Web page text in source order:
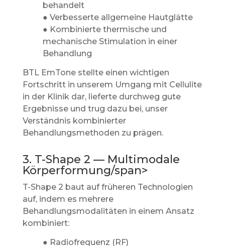
behandelt
● Verbesserte allgemeine Hautglätte
● Kombinierte thermische und
mechanische Stimulation in einer
Behandlung
BTL EmTone stellte einen wichtigen
Fortschritt in unserem Umgang mit Cellulite
in der Klinik dar, lieferte durchweg gute
Ergebnisse und trug dazu bei, unser
Verständnis kombinierter
Behandlungsmethoden zu prägen.
3. T-Shape 2 — Multimodale
Körperformung/span>
T-Shape 2 baut auf früheren Technologien
auf, indem es mehrere
Behandlungsmodalitäten in einem Ansatz
kombiniert:
● Radiofrequenz (RF)